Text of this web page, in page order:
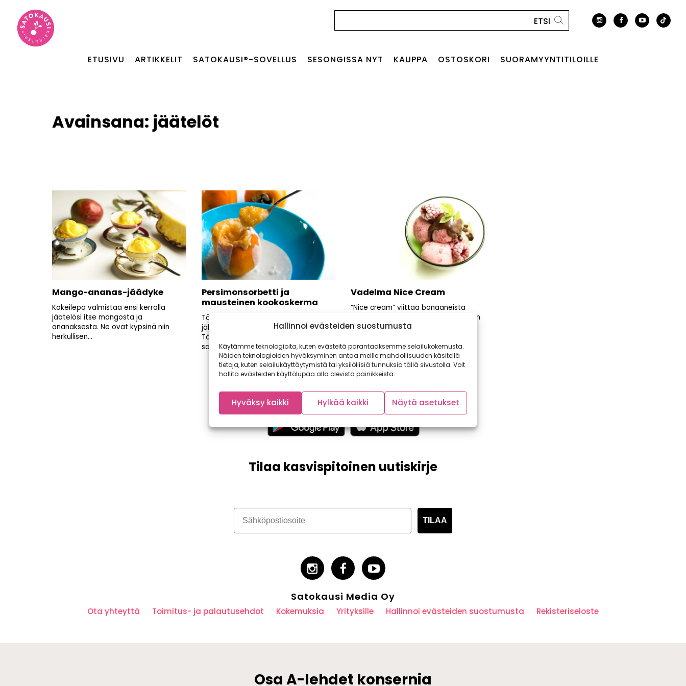
Hallinnoi evästeiden suostumusta
Käytämme teknologioita, kuten evästeitä parantaaksemme selailukokemusta.
Näiden teknologioiden hyväksyminen antaa meille mahdollisuuden käsitellä
tietoja, kuten selailukäyttäytymistä tai yksilöllisiä tunnuksia tällä sivustolla. Voit
hallita evästeiden käyttölupaa alla olevista painikkeista.
Hyväksy kaikki Hylkää kaikki Näytä asetukset
ETUSIVU ARTIKKELIT SATOKAUSI®-SOVELLUS SESONGISSA NYT KAUPPA OSTOSKORI SUORAMYYNTITILOILLE
Avainsana: jäätelöt
Mango-ananas-jäädyke
Kokeilepa valmistaa ensi kerralla
jäätelösi itse mangosta ja
ananaksesta. Ne ovat kypsinä niin
herkullisen...
Persimonsorbetti ja
mausteinen kookoskerma
Tästä yksinkertaisemmaksi ei
jälkiruokaohje voi enää mennä.
Täydellisen kypsästä persimonista
saa ilman kikkailua herkullista...
Vadelma Nice Cream
“Nice cream” viittaa banaaneista
valmistuvaan jäädykkeeseen, joka on
näppärä valmistaa. Ohje on helposti
Tilaa kasvispitoinen uutiskirje
TILAA
Satokausi Media Oy
Ota yhteyttä Toimitus- ja palautusehdot Kokemuksia Yrityksille Hallinnoi evästeiden suostumusta Rekisteriseloste
Osa A-lehdet konsernia